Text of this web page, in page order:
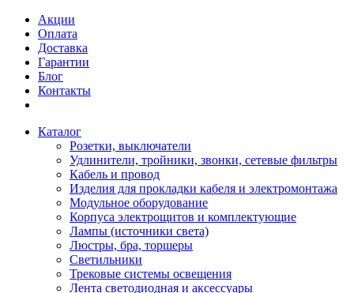
Акции
Оплата
Доставка
Гарантии
Блог
Контакты
Каталог
Розетки, выключатели
Удлинители, тройники, звонки, сетевые фильтры
Кабель и провод
Изделия для прокладки кабеля и электромонтажа
Модульное оборудование
Корпуса электрощитов и комплектующие
Лампы (источники света)
Люстры, бра, торшеры
Светильники
Трековые системы освещения
Лента светодиодная и аксессуары